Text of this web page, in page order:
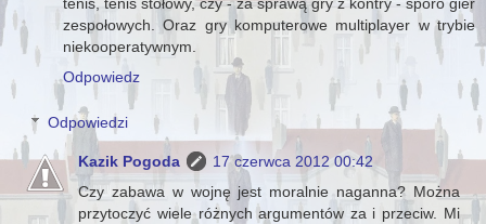
tenis, tenis stołowy, czy - za sprawą gry z kontry - sporo gier
zespołowych. Oraz gry komputerowe multiplayer w trybie
niekooperatywnym.
Odpowiedz
Odpowiedzi
Kazik Pogoda
17 czerwca 2012 00:42
Czy zabawa w wojnę jest moralnie naganna? Można
przytoczyć wiele różnych argumentów za i przeciw. Mi